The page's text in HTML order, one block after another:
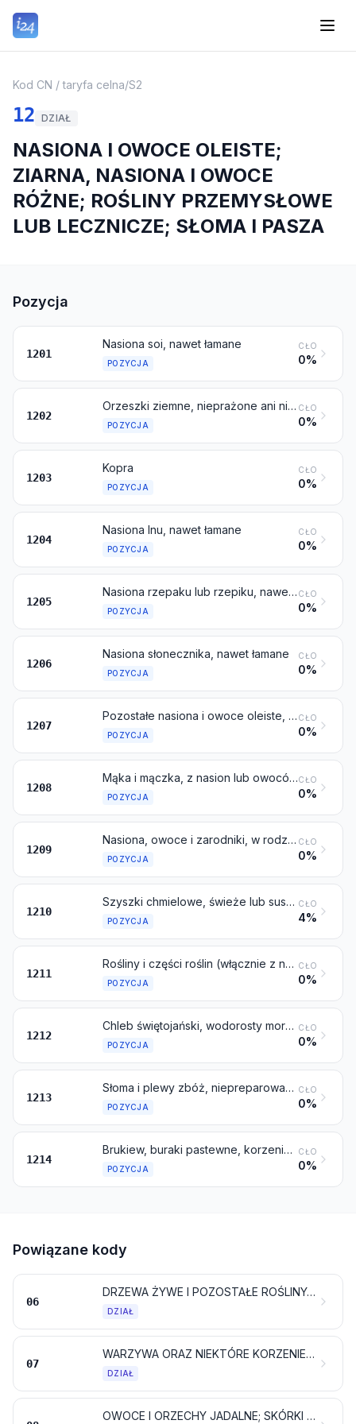
Kod CN / taryfa celna/S2
12 DZIAŁ
NASIONA I OWOCE OLEISTE;
ZIARNA, NASIONA I OWOCE
RÓŻNE; ROŚLINY PRZEMYSŁOWE
LUB LECZNICZE; SŁOMA I PASZA
Pozycja
1201
Nasiona soi, nawet łamane
POZYCJA
CŁO
0%
1202
Orzeszki ziemne, nieprażone ani niepoddane w inny sposób obróbce cieplnej, nawet łuskane lub łamane
POZYCJA
CŁO
0%
1203
Kopra
POZYCJA
CŁO
0%
1204
Nasiona lnu, nawet łamane
POZYCJA
CŁO
0%
1205
Nasiona rzepaku lub rzepiku, nawet łamane
POZYCJA
CŁO
0%
1206
Nasiona słonecznika, nawet łamane
POZYCJA
CŁO
0%
1207
Pozostałe nasiona i owoce oleiste, nawet łamane
POZYCJA
CŁO
0%
1208
Mąka i mączka, z nasion lub owoców oleistych, innych niż z gorczycy
POZYCJA
CŁO
0%
1209
Nasiona, owoce i zarodniki, w rodzaju stosowanych do siewu
POZYCJA
CŁO
0%
1210
Szyszki chmielowe, świeże lub suszone, nawet mielone, sproszkowane lub w formie granulek; lupulina
POZYCJA
CŁO
4%
1211
Rośliny i części roślin (włącznie z nasionami i owocami), w rodzaju stosowanych głównie w perfumerii, farmacji lub do celów owadobójczych, grzybobójczych lub podobnych, świeże, schłodzone, zamrożone lub suszone, nawet krojone, kruszone lub proszkowane
POZYCJA
CŁO
0%
1212
Chleb świętojański, wodorosty morskie i pozostałe algi, burak cukrowy i trzcina cukrowa, świeże, schłodzone, zamrożone lub suszone, nawet mielone; pestki i jądra owoców oraz pozostałe produkty roślinne (włącznie z niepalonymi korzeniami cykorii odmiany Cichorium intybus sativum), w rodzaju stosowanych głównie do spożycia przez ludzi, gdzie indziej niewymienione ani niewłączone
POZYCJA
CŁO
0%
1213
Słoma i plewy zbóż, niepreparowane, nawet siekane, mielone, prasowane lub w formie granulek
POZYCJA
CŁO
0%
1214
Brukiew, buraki pastewne, korzenie pastewne, siano, lucerna (alfalfa), koniczyna, esparceta, kapusta pastewna, łubin, wyka i podobne produkty pastewne, nawet granulowane
POZYCJA
CŁO
0%
Powiązane kody
06
DRZEWA ŻYWE I POZOSTAŁE ROŚLINY; BULWY, KORZENIE I PODOBNE; KWIATY CIĘTE I LIŚCIE OZDOBNE
DZIAŁ
07
WARZYWA ORAZ NIEKTÓRE KORZENIE I BULWY, JADALNE
DZIAŁ
OWOCE I ORZECHY JADALNE; SKÓRKI OWOCÓW CYTRUSOWYCH LUB MELONÓW